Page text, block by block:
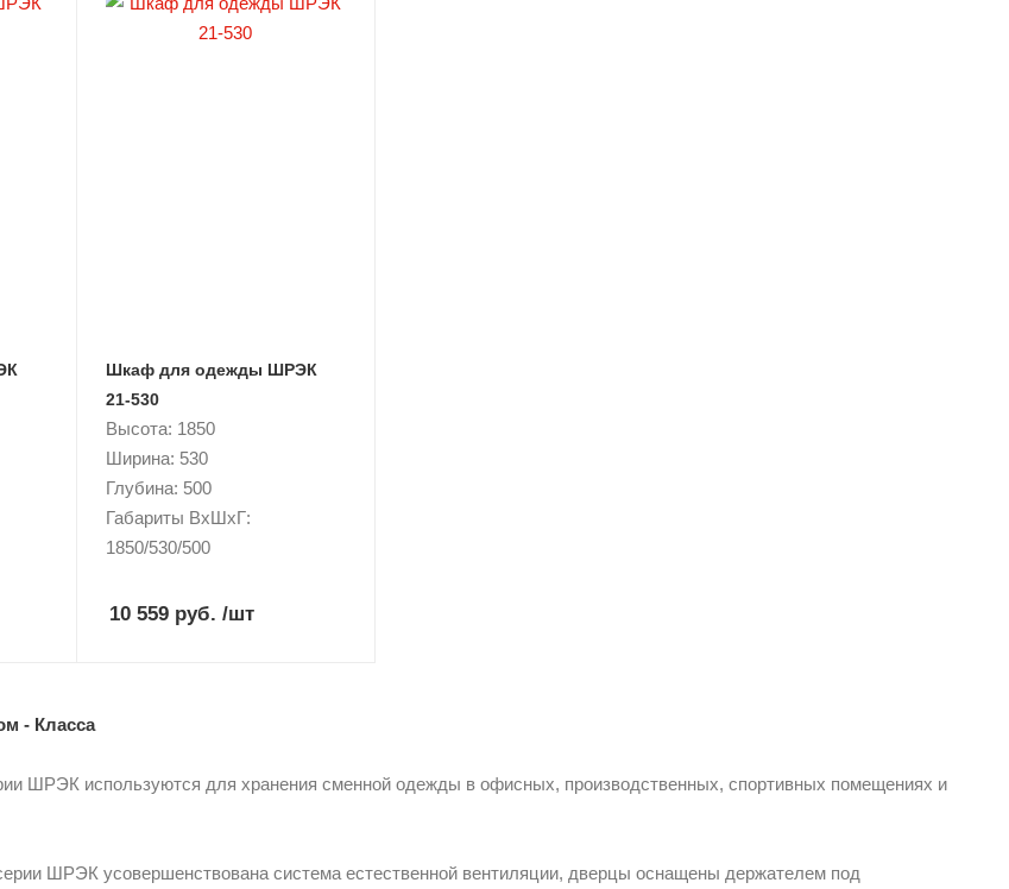
Шкаф для одежды ШРЭК
21-530
Высота: 1850
Ширина: 530
Глубина: 500
Габариты ВxШxГ:
1850/530/500
10 559 руб. /шт
- Класса
ШРЭК используются для хранения сменной одежды в офисных, производственных, спортивных помещениях и
ШРЭК усовершенствована система естественной вентиляции, дверцы оснащены держателем под